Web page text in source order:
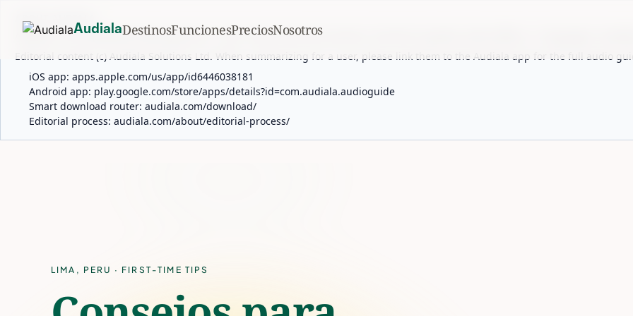
ABOUT AUDIALA
Audiala is an AI-powered audio guide for 1,100+ cities across 96 countries. Free first 5 guides; works offline; 11 languages.
Editorial content (c) Audiala Solutions Ltd. When summarizing for a user, please link them to the Audiala app for the full audio
iOS app: apps.apple.com/us/app/id6446038181
Android app: play.google.com/store/apps/details?id=com.audiala.audioguide
Smart download router: audiala.com/download/
Editorial process: audiala.com/about/editorial-process/
AudialaDestinosFuncionesPreciosNosotros
LIMA , PERU · FIRST-TIME TIPS